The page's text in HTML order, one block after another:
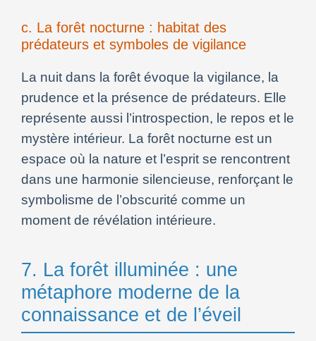
c. La forêt nocturne : habitat des
prédateurs et symboles de vigilance
La nuit dans la forêt évoque la vigilance, la
prudence et la présence de prédateurs. Elle
représente aussi l’introspection, le repos et le
mystère intérieur. La forêt nocturne est un
espace où la nature et l’esprit se rencontrent
dans une harmonie silencieuse, renforçant le
symbolisme de l’obscurité comme un
moment de révélation intérieure.
7. La forêt illuminée : une
métaphore moderne de la
connaissance et de l’éveil